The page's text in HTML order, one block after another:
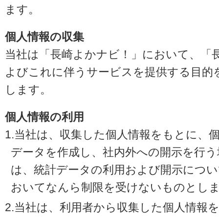
ます。
個人情報の収集
当社は「長崎よかナビ！」において、「
よびこれに伴うサービスを提供する目的
します。
個人情報の利用
1.当社は、収集した個人情報をもとに、
データを作成し、社内外への開示を行
は、統計データの利用および開示につ
おいてなんら制限を受けないものとし
2.当社は、利用者から収集した個人情報